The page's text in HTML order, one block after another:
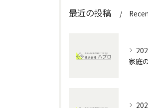
最近の投稿